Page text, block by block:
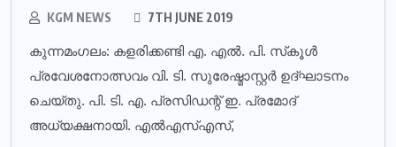
KGM NEWS 7TH JUNE 2019
കുന്നമംഗലം: കളരിക്കണ്ടി എ. എല്‍. പി. സ്‌കൂള്‍
പ്രവേശനോത്സവം വി. ടി. സുരേഷ്മാസ്റ്റര്‍ ഉദ്ഘാടനം
ചെയ്തു. പി. ടി. എ. പ്രസിഡന്റ് ഇ. പ്രമോദ്
അധ്യക്ഷനായി. എല്‍എസ്എസ്,